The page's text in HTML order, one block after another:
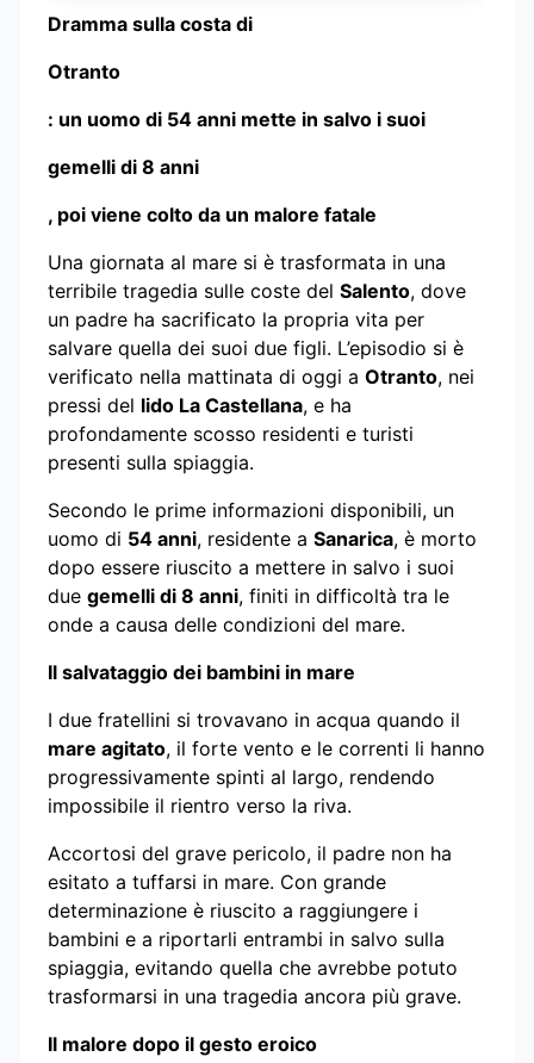
Dramma sulla costa di
Otranto
: un uomo di 54 anni mette in salvo i suoi
gemelli di 8 anni
, poi viene colto da un malore fatale
Una giornata al mare si è trasformata in una
terribile tragedia sulle coste del Salento, dove
un padre ha sacrificato la propria vita per
salvare quella dei suoi due figli. L’episodio si è
verificato nella mattinata di oggi a Otranto, nei
pressi del lido La Castellana, e ha
profondamente scosso residenti e turisti
presenti sulla spiaggia.
Secondo le prime informazioni disponibili, un
uomo di 54 anni, residente a Sanarica, è morto
dopo essere riuscito a mettere in salvo i suoi
due gemelli di 8 anni, finiti in difficoltà tra le
onde a causa delle condizioni del mare.
Il salvataggio dei bambini in mare
I due fratellini si trovavano in acqua quando il
mare agitato, il forte vento e le correnti li hanno
progressivamente spinti al largo, rendendo
impossibile il rientro verso la riva.
Accortosi del grave pericolo, il padre non ha
esitato a tuffarsi in mare. Con grande
determinazione è riuscito a raggiungere i
bambini e a riportarli entrambi in salvo sulla
spiaggia, evitando quella che avrebbe potuto
trasformarsi in una tragedia ancora più grave.
Il malore dopo il gesto eroico